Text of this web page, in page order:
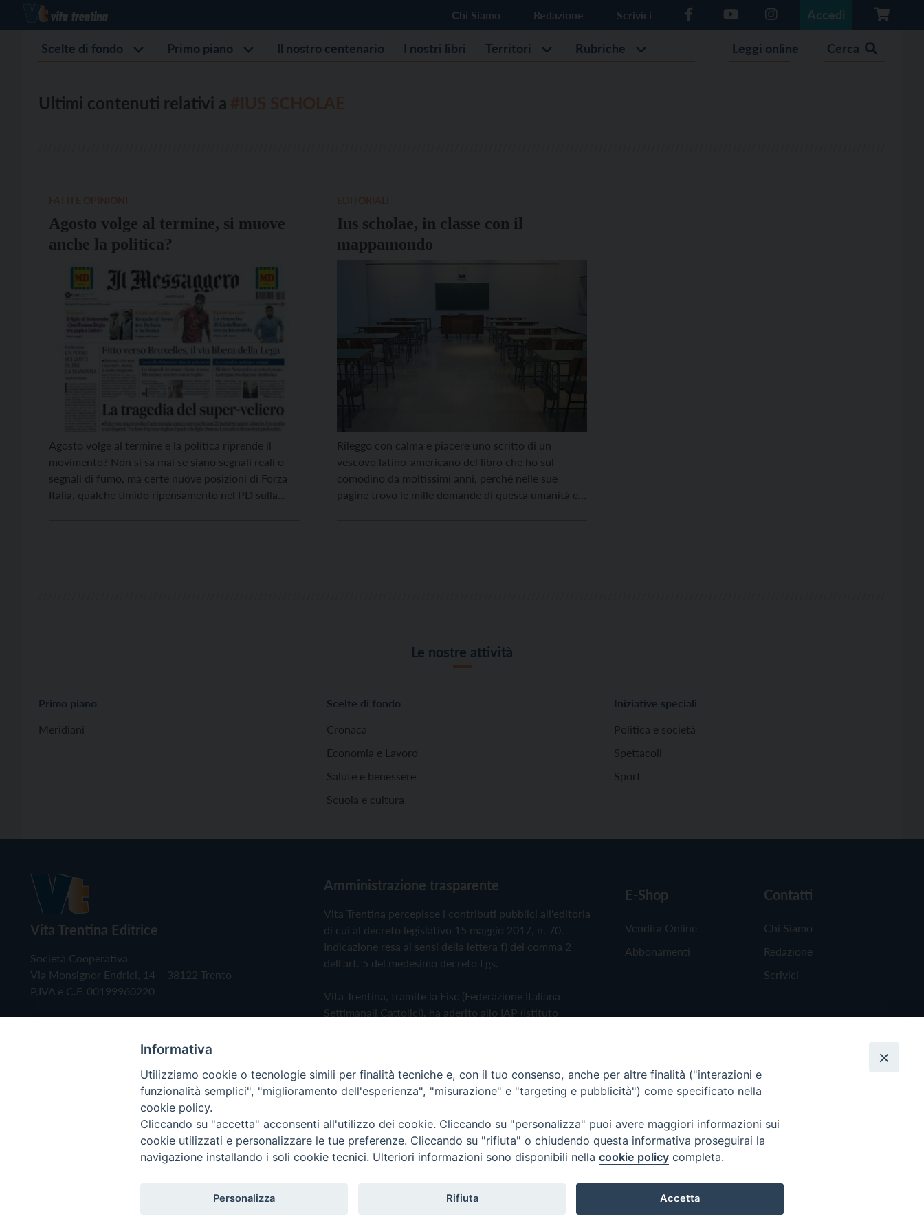
Chi Siamo Redazione Scrivici Accedi
Scelte di fondo Primo piano Il nostro centenario I nostri libri Territori Rubriche Leggi online Cerca
Ultimi contenuti relativi a
Agosto volge al termine, si muove
anche la politica?
Agosto volge al termine e la politica riprende il
movimento? Non si sa mai se siano segnali reali o
segnali di fumo, ma certe nuove posizioni di Forza
Italia, qualche timido ripensamento nel PD sulla
Ius scholae, in classe con il
mappamondo
Rileggo con calma e piacere uno scritto di un
vescovo latino-americano del libro che ho sul
comodino da moltissimi anni, perché nelle sue
pagine trovo le mille domande di questa umanità e
Le nostre attività
Primo piano
Meridiani
Scelte di fondo
Cronaca
Economia e Lavoro
Salute e benessere
Scuola e cultura
Iniziative speciali
Politica e società
Spettacoli
Sport
Vita Trentina Editrice
Società Cooperativa
Via Monsignor Endrici, 14 – 38122 Trento
P.IVA e C.F. 00199960220
Amministrazione trasparente
Vita Trentina percepisce i contributi pubblici all'editoria
di cui al decreto legislativo 15 maggio 2017, n. 70.
Indicazione resa ai sensi della lettera f) del comma 2
dell'art. 5 del medesimo decreto Lgs.
Vita Trentina, tramite la Fisc (Federazione Italiana
Settimanali Cattolici), ha aderito allo IAP (Istituto
Privacy Policy Cookie Policy
E-Shop
Vendita Online
Abbonamenti
Contatti
Chi Siamo
Redazione
Scrivici
Copyright © 2019 - Tutti i diritti riservati - Vita Trentina Editrice
Informativa
Utilizziamo cookie o tecnologie simili per finalità tecniche e, con il tuo consenso, anche per altre finalità ("interazioni e
funzionalità semplici", "miglioramento dell'esperienza", "misurazione" e "targeting e pubblicità") come specificato nella
cookie policy.
Cliccando su "accetta" acconsenti all'utilizzo dei cookie. Cliccando su "personalizza" puoi avere maggiori informazioni sui
cookie utilizzati e personalizzare le tue preferenze. Cliccando su "rifiuta" o chiudendo questa informativa proseguirai la
navigazione installando i soli cookie tecnici. Ulteriori informazioni sono disponibili nella cookie policy completa.
Personalizza Rifiuta Accetta